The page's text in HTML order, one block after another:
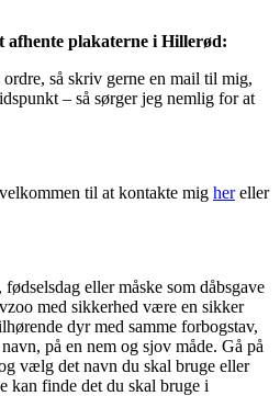
afhente plakaterne i Hillerød:
så skriv gerne en mail til mig,
– så sørger jeg nemlig for at
til at kontakte mig hereller
eller måske som dåbsgave
med sikkerhed være en sikker
dyr med samme forbogstav,
på en nem og sjov måde. Gå på
vælg det navn du skal bruge eller
kan finde det du skal bruge i